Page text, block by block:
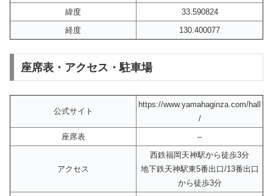
緯度
33.590824
経度
130.400077
座席表・アクセス・駐車場
公式サイト
https://www.yamahaginza.com/hall
/
座席表
–
アクセス
西鉄福岡天神駅から徒歩3分
地下鉄天神駅東5番出口/13番出口
から徒歩3分